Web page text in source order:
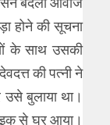
होने की सूचना
के साथ उसकी
की पत्नी ने
बुलाया था।
से घर आया।